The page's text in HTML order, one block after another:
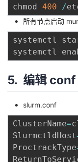
chmod 400 /
所有节点启动
systemctl
5. 编辑 conf
slurm.conf
ClusterName=
SlurmctldHost
ProctrackType